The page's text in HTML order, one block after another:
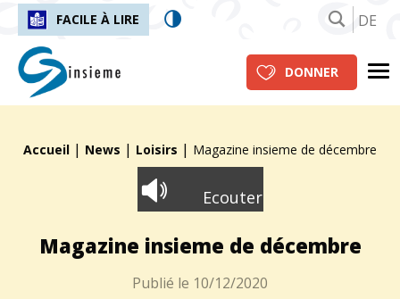
FACILE À LIRE DE
insieme.ch
DONNER
Fil d'Ariane :
Accueil | News | Loisirs | Magazine insieme de décembre
Ecouter
Magazine insieme de décembre
Publié le 10/12/2020